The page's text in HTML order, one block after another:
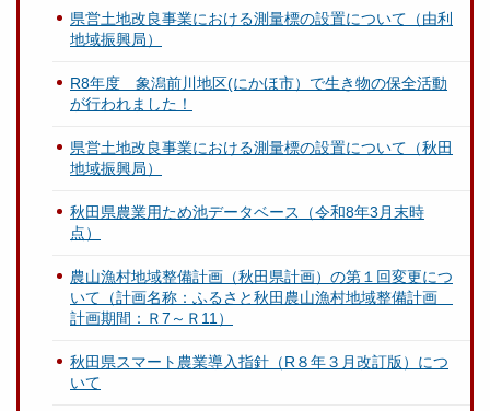
県営土地改良事業における測量標の設置について（由利
地域振興局）
R8年度 象潟前川地区(にかほ市）で生き物の保全活動
が行われました！
県営土地改良事業における測量標の設置について（秋田
地域振興局）
秋田県農業用ため池データベース（令和8年3月末時
点）
農山漁村地域整備計画（秋田県計画）の第１回変更につ
いて（計画名称：ふるさと秋田農山漁村地域整備計画
計画期間：Ｒ7～Ｒ11）
秋田県スマート農業導入指針（R８年３月改訂版）につ
いて